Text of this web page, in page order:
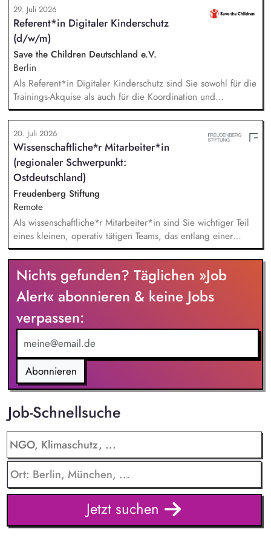
des Gesamtprojektes, Gesamtsteuerung und Sicherstellung
des wirtschaftlichen Betriebes der Geschäftsstelle und des
Vereins (Finanzierung, Controlling), Akquise von
Fördermitteln und Spenden sowie Personalverantwortung für
die Bundesfachstelle mit 4 Mitarbeitenden.
29. Juli 2026
Referent*in Digitaler Kinderschutz
(d/w/m)
Save the Children Deutschland e.V.
Berlin
Als Referent*in Digitaler Kinderschutz sind Sie sowohl für die
Trainings-Akquise als auch für die Koordination und
Durchführung von ca. zweistündigen Workshops
verantwortlich. Identifikation, Ansprache und Akquise von
Institutionen und Organisationen für Trainings zum sensiblen
Umgang mit Kinderfotos und -videos (z. B. Kitas, Schulen,
Sportvereine und -verbände, Jugendverbände,
Kinder-/Jugendreiseveranstalter). Eigenständige Konzeption
und Durchführung zielgruppengerechter Trainings in
digitalen Formaten sowie in Präsenz bei Auftraggebern.
20. Juli 2026
Wissenschaftliche*r Mitarbeiter*in
(regionaler Schwerpunkt:
Ostdeutschland)
Freudenberg Stiftung
Remote
Als wissenschaftliche*r Mitarbeiter*in sind Sie wichtiger Teil
eines kleinen, operativ tätigen Teams, das entlang einer
klaren Programmatik langfristig soziale Innovation
implementiert. Sie unterstützen die Geschäftsführung bei der
Umsetzung der Stiftungsprogrammatik und entwickeln dabei
die Internationalisierungsstrategie der Stiftung weiter. Sie
übersetzen wissenschaftliche Erkenntnisse in
alltagsangebundene Handlungsansätze entlang unserer
Stiftungsprogrammatik.
Nichts gefunden? Täglichen »Job
Alert« abonnieren & keine Jobs
verpassen:
Abonnieren
Job-Schnellsuche
Jetzt suchen